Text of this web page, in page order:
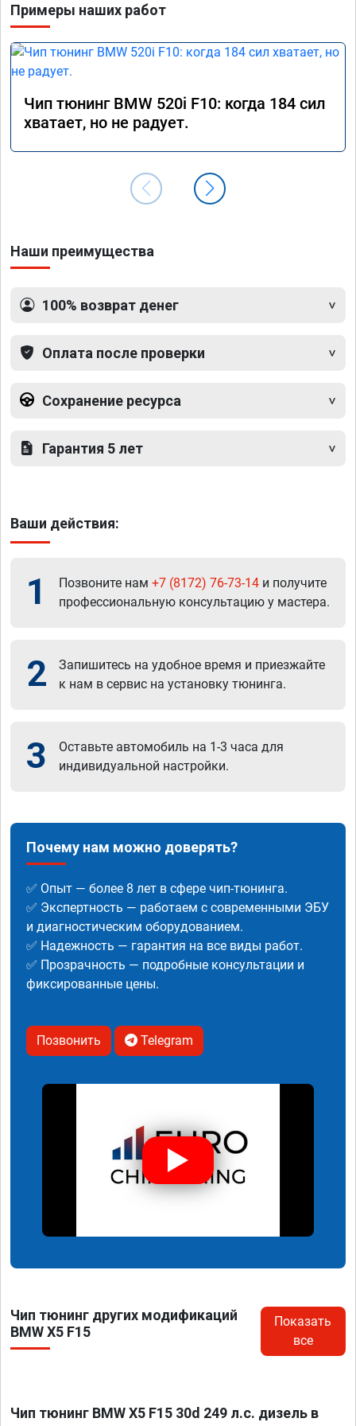
Примеры наших работ
Чип тюнинг BMW 520i F10: когда 184 сил
хватает, но не радует.
Наши преимущества
100% возврат денег
Оплата после проверки
Сохранение ресурса
Гарантия 5 лет
Ваши действия:
1 Позвоните нам +7 (8172) 76-73-14 и получите
профессиональную консультацию у мастера.
2
Запишитесь на удобное время и приезжайте
к нам в сервис на установку тюнинга.
3
Оставьте автомобиль на 1-3 часа для
индивидуальной настройки.
Почему нам можно доверять?
✅ Опыт — более 8 лет в сфере чип-тюнинга.
✅ Экспертность — работаем с современными ЭБУ
и диагностическим оборудованием.
✅ Надежность — гарантия на все виды работ.
✅ Прозрачность — подробные консультации и
фиксированные цены.
Позвонить Telegram
Чип тюнинг других модификаций
BMW X5 F15
Показать
все
Чип тюнинг BMW X5 F15 30d 249 л.с. дизель в